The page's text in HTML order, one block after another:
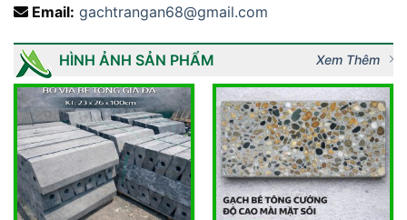
Email: gachtrangan68@gmail.com
HÌNH ẢNH SẢN PHẨM Xem Thêm